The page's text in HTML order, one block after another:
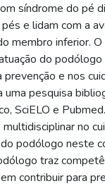
síndrome do pé
e lidam com a
membro inferior.
do podólogo
e nos
pesquisa
SciELO e
no
podólogo neste
traz
contribuir para